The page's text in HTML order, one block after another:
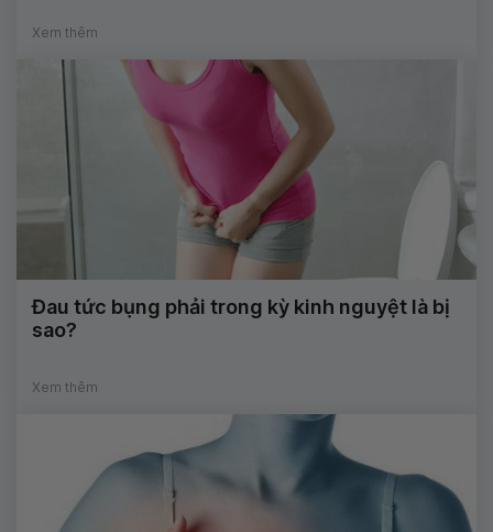
Xem thêm
Đau tức bụng phải trong kỳ kinh nguyệt là bị
sao?
Xem thêm